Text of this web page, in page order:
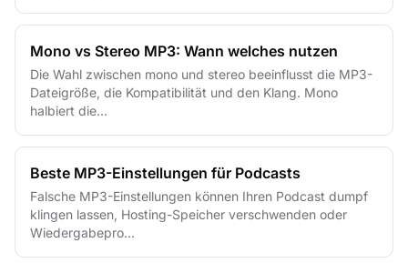
Mono vs Stereo MP3: Wann welches nutzen
Die Wahl zwischen mono und stereo beeinflusst die MP3-
Dateigröße, die Kompatibilität und den Klang. Mono
halbiert die...
Beste MP3-Einstellungen für Podcasts
Falsche MP3-Einstellungen können Ihren Podcast dumpf
klingen lassen, Hosting-Speicher verschwenden oder
Wiedergabepro...